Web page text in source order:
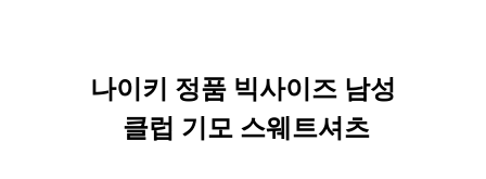
나이키 정품 빅사이즈 남성
클럽 기모 스웨트셔츠